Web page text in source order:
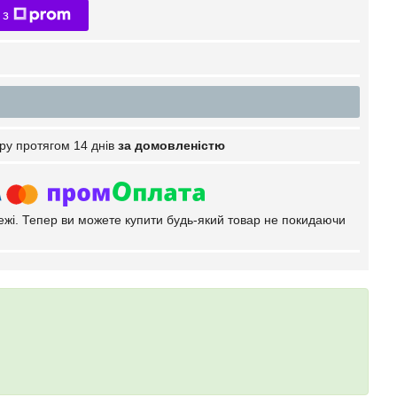
протягом 14 днів за домовленістю
Тепер ви можете купити будь-який товар не покидаючи